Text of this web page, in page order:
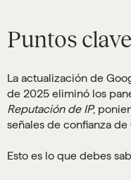
Puntos
La actualización de
de 2025 eliminó los
Reputación de IP,
señales de confianza de
Esto es lo que debes